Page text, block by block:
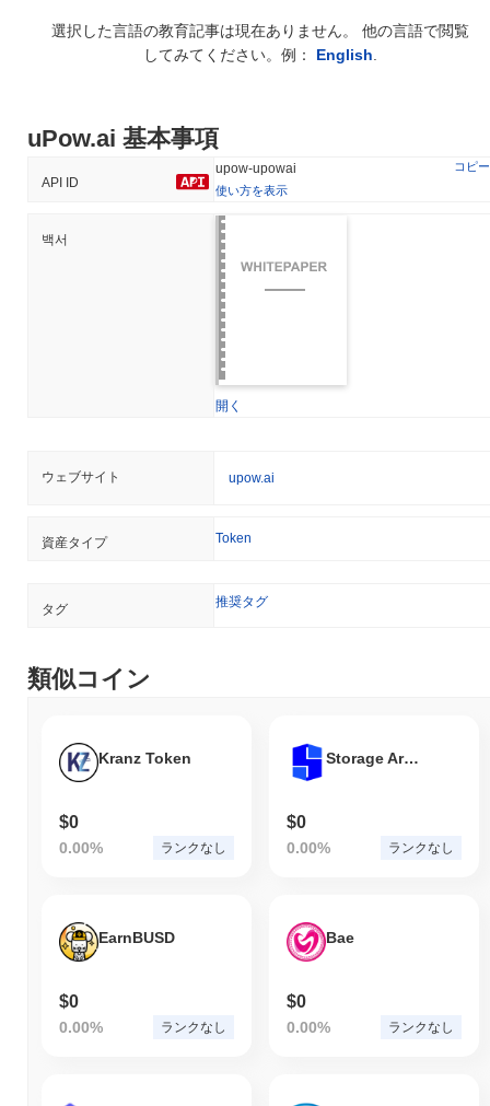
選択した言語の教育記事は現在ありません。 他の言語で閲覧
してみてください。例： English
uPow.ai 基本事項
API ID
upow-upowai
コピー
使い方を表示
백서
開く
ウェブサイト upow.ai
資産タイプ Token
タグ 推奨タグ
類似コイン
Kranz Token
$0
0.00% ランクなし
Storage Area Network Anywhere
$0
0.00% ランクなし
EarnBUSD
$0
0.00% ランクなし
Bae
$0
0.00% ランクなし